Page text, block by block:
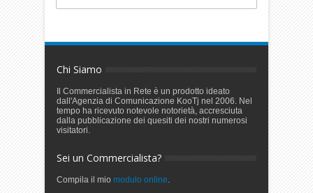
Chi Siamo
Il Commercialista in Rete è un prodotto ideato
dall'Agenzia di Comunicazione KooTj nel 2006. Nel
tempo ha ricevuto notevole notorietà, accresciuta
dalla pubblicazione dei quesiti dei nostri numerosi
visitatori.
Sei un Commercialista?
Compila il mio modulo online.